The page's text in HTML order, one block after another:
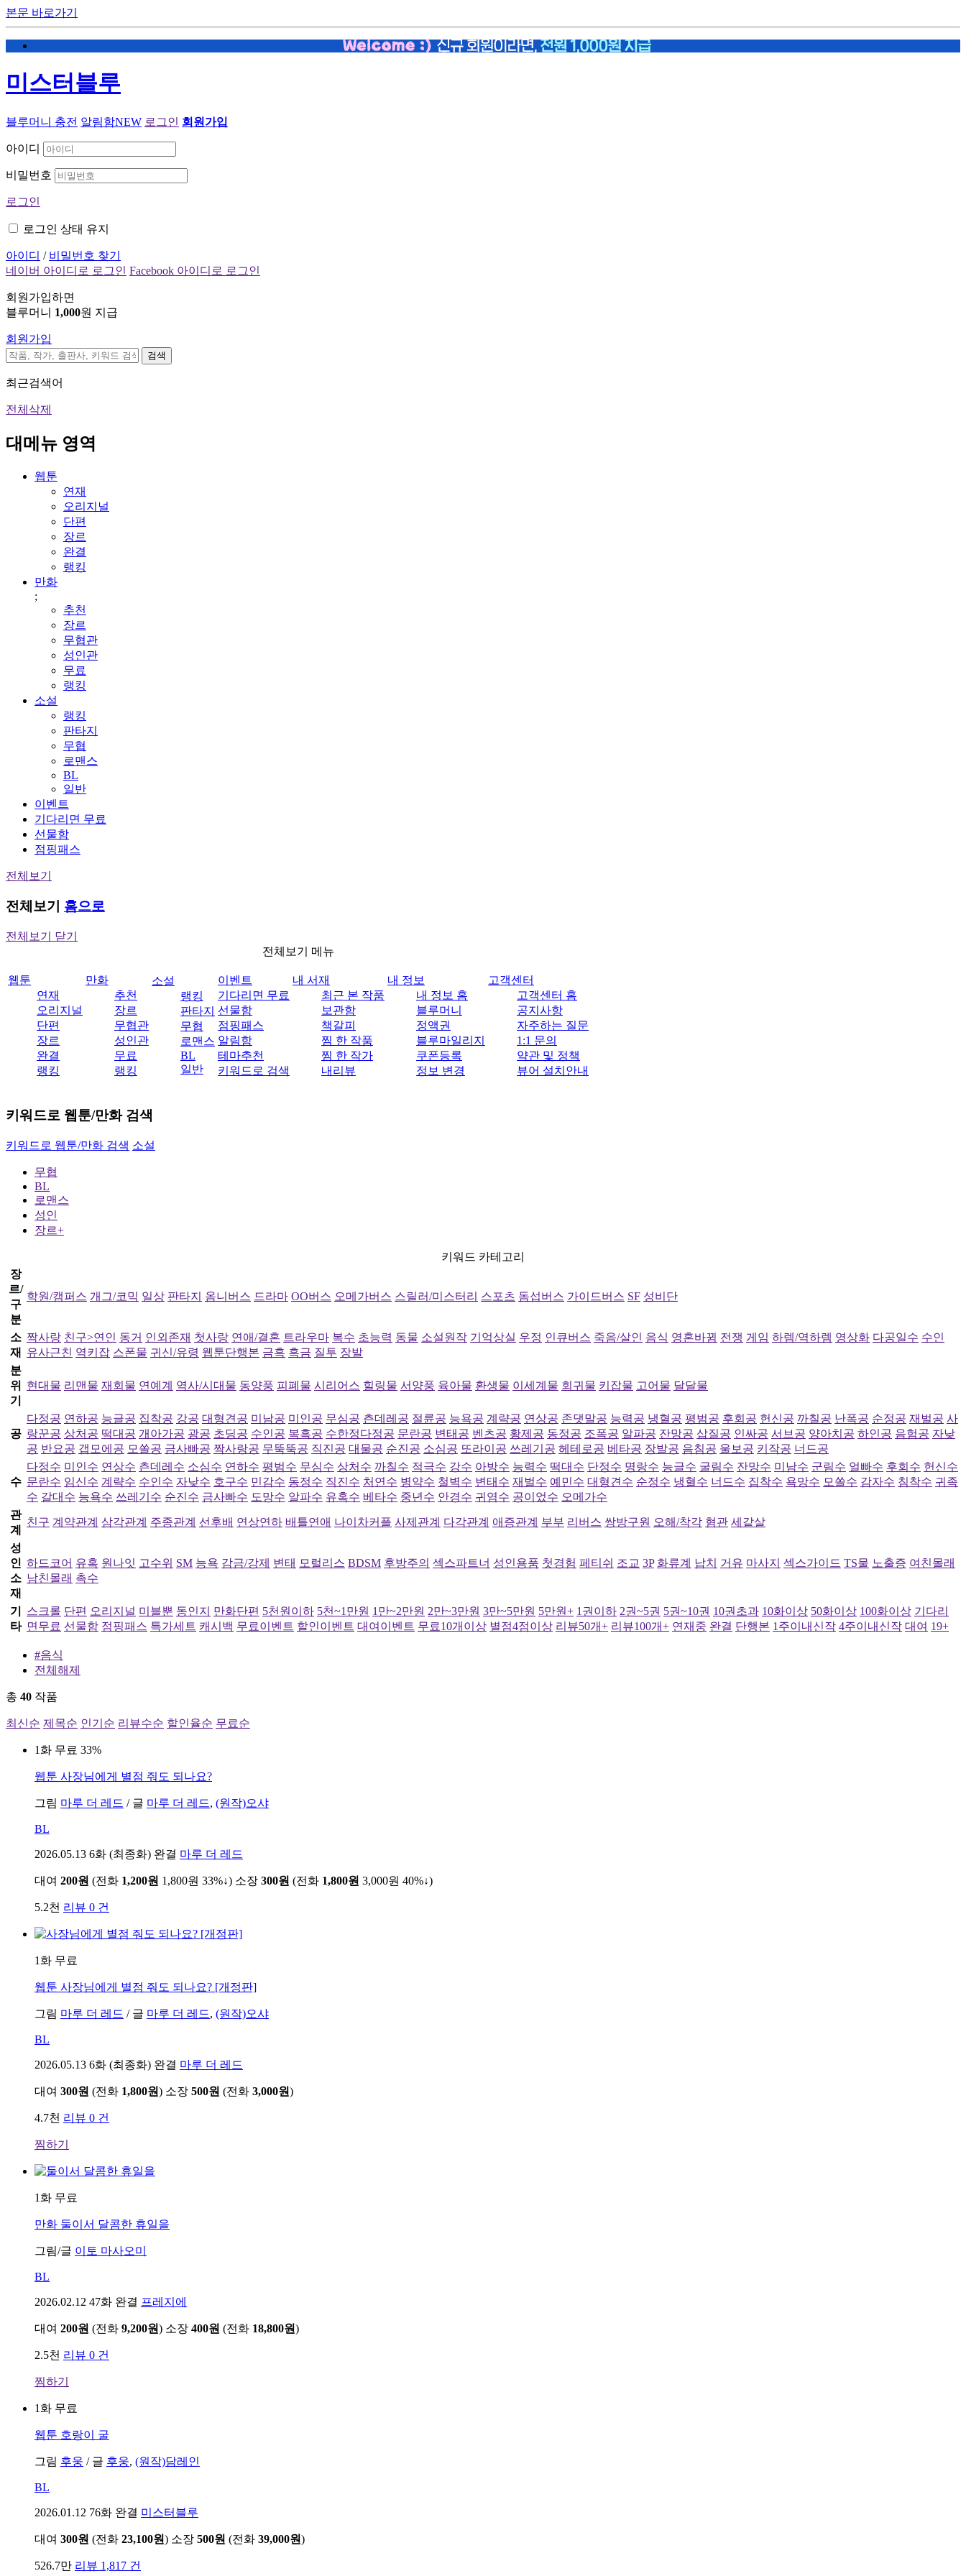
본문 바로가기
미스터블루
블루머니 충전 알림함NEW 로그인 회원가입
아이디
비밀번호
로그인
로그인 상태 유지
아이디 / 비밀번호 찾기
네이버 아이디로 로그인 Facebook 아이디로 로그인
회원가입하면
블루머니 1,000원 지급
회원가입
검색
최근검색어
전체삭제
대메뉴 영역
웹툰
연재
오리지널
단편
장르
완결
랭킹
만화
;
추천
장르
무협관
성인관
무료
랭킹
소설
랭킹
판타지
무협
로맨스
BL
일반
이벤트
기다리면 무료
선물함
점핑패스
전체보기
전체보기 홈으로
전체보기 닫기
전체보기 메뉴
웹툰
연재
오리지널
단편
장르
완결
랭킹
만화
추천
장르
무협관
성인관
무료
랭킹
소설
랭킹
판타지
무협
로맨스
BL
일반
이벤트
기다리면 무료
선물함
점핑패스
알림함
테마추천
키워드로 검색
내 서재
최근 본 작품
보관함
책갈피
찜 한 작품
찜 한 작가
내리뷰
내 정보
내 정보 홈
블루머니
정액권
블루마일리지
쿠폰등록
정보 변경
고객센터
고객센터 홈
공지사항
자주하는 질문
1:1 문의
약관 및 정책
뷰어 설치안내
키워드로 웹툰/만화 검색
키워드로 웹툰/만화 검색 소설
무협
BL
로맨스
성인
장르+
키워드 카테고리
장
르/
구
분
학원/캠퍼스 개그/코믹 일상 판타지 옴니버스 드라마 OO버스 오메가버스 스릴러/미스터리 스포츠 돔섭버스 가이드버스 SF 성비단
소
재
짝사랑 친구>연인 동거 인외존재 첫사랑 연애/결혼 트라우마 복수 초능력 동물 소설원작 기억상실 우정 인큐버스 죽음/살인 음식 영혼바뀜 전쟁 게임 하렘/역하렘 영상화 다공일수 수인
유사근친 역키잡 스폰물 귀신/유령 웹툰단행본 금흑 흑금 질투 장발
분
위
기
현대물 리맨물 재회물 연예계 역사/시대물 동양풍 피폐물 시리어스 힐링물 서양풍 육아물 환생물 이세계물 회귀물 키잡물 고어물 달달물
공
다정공 연하공 능글공 집착공 강공 대형견공 미남공 미인공 무심공 츤데레공 절륜공 능욕공 계략공 연상공 존댓말공 능력공 냉혈공 평범공 후회공 헌신공 까칠공 난폭공 순정공 재벌공 사
랑꾼공 상처공 떡대공 개아가공 광공 초딩공 수인공 복흑공 수한정다정공 문란공 변태공 벤츠공 황제공 동정공 조폭공 알파공 잔망공 삽질공 인싸공 서브공 양아치공 하인공 음험공 자낮
공 반요공 갭모에공 모쏠공 금사빠공 짝사랑공 무뚝뚝공 직진공 대물공 순진공 소심공 또라이공 쓰레기공 헤테로공 베타공 장발공 음침공 울보공 키작공 너드공
수
다정수 미인수 연상수 츤데레수 소심수 연하수 평범수 무심수 상처수 까칠수 적극수 강수 아방수 능력수 떡대수 단정수 명랑수 능글수 굴림수 잔망수 미남수 군림수 얼빠수 후회수 헌신수
문란수 임신수 계략수 수인수 자낮수 호구수 민감수 동정수 직진수 처연수 병약수 철벽수 변태수 재벌수 예민수 대형견수 순정수 냉혈수 너드수 집착수 욕망수 모쏠수 감자수 침착수 귀족
수 갈대수 능욕수 쓰레기수 순진수 금사빠수 도망수 알파수 유혹수 베타수 중년수 안경수 귀염수 공이었수 오메가수
관
계
친구 계약관계 삼각관계 주종관계 선후배 연상연하 배틀연애 나이차커플 사제관계 다각관계 애증관계 부부 리버스 쌍방구원 오해/착각 혐관 세같살
성
인
소
재
하드코어 유혹 원나잇 고수위 SM 능욕 감금/강제 변태 모럴리스 BDSM 후방주의 섹스파트너 성인용품 첫경험 페티쉬 조교 3P 화류계 납치 거유 마사지 섹스가이드 TS물 노출증 여친몰래
남친몰래 촉수
기
타
스크롤 단편 오리지널 미블뿐 동인지 만화단편 5천원이하 5천~1만원 1만~2만원 2만~3만원 3만~5만원 5만원+ 1권이하 2권~5권 5권~10권 10권초과 10화이상 50화이상 100화이상 기다리
면무료 선물함 점핑패스 특가세트 캐시백 무료이벤트 할인이벤트 대여이벤트 무료10개이상 별점4점이상 리뷰50개+ 리뷰100개+ 연재중 완결 단행본 1주이내신작 4주이내신작 대여 19+
#음식
전체해제
총 40 작품
최신순 제목순 인기순 리뷰수순 할인율순 무료순
1화 무료 33%
웹툰 사장님에게 별점 줘도 되나요?
그림 마루 더 레드 / 글 마루 더 레드, (원작)오샤
BL
2026.05.13 6화 (최종화) 완결 마루 더 레드
대여 200원 (전화 1,200원 1,800원 33%↓) 소장 300원 (전화 1,800원 3,000원 40%↓)
5.2천 리뷰 0 건
1화 무료
웹툰 사장님에게 별점 줘도 되나요? [개정판]
그림 마루 더 레드 / 글 마루 더 레드, (원작)오샤
BL
2026.05.13 6화 (최종화) 완결 마루 더 레드
대여 300원 (전화 1,800원) 소장 500원 (전화 3,000원)
4.7천 리뷰 0 건
찜하기
1화 무료
만화 둘이서 달콤한 휴일을
그림/글 이토 마사오미
BL
2026.02.12 47화 완결 프레지에
대여 200원 (전화 9,200원) 소장 400원 (전화 18,800원)
2.5천 리뷰 0 건
찜하기
1화 무료
웹툰 호랑이 굴
그림 후웅 / 글 후웅, (원작)담레인
BL
2026.01.12 76화 완결 미스터블루
대여 300원 (전화 23,100원) 소장 500원 (전화 39,000원)
526.7만 리뷰 1,817 건